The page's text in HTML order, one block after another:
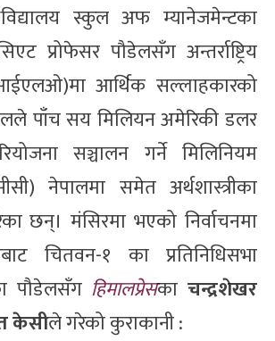
स्कुल अफ म्यानेजमेन्टका
प्रोफेसर पौडेलसँग अन्तर्राष्ट्रिय
आर्थिक सल्लाहकारको
पाँच सय मिलियन अमेरिकी डलर
सञ्चालन गर्ने मिलिनियम
नेपालमा समेत अर्थशास्त्रीका
छन्। मंसिरमा भएको निर्वाचनमा
चितवन-१ का प्रतिनिधिसभा
पौडेलसँग हिमालप्रेसका चन्द्रशेखर
केसीले गरेको कुराकानी :